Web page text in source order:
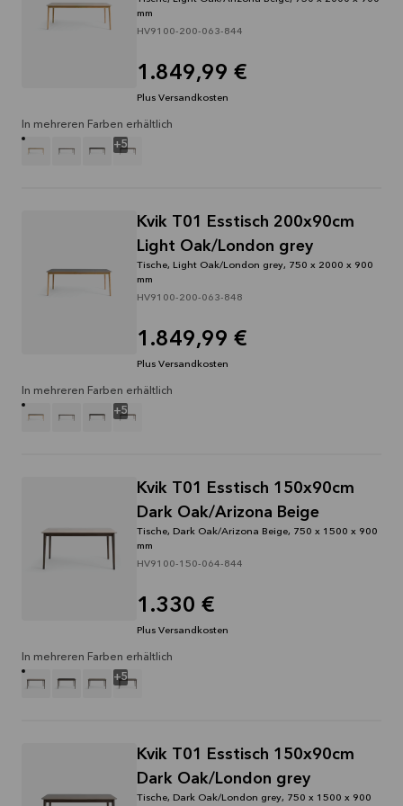
mm
HV9100-200-063-844
1.849,99 €
Plus Versandkosten
In mehreren Farben erhältlich
+5
Kvik T01 Esstisch 200x90cm
Light Oak/London grey
Tische, Light Oak/London grey, 750 x 2000 x 900
mm
HV9100-200-063-848
1.849,99 €
Plus Versandkosten
In mehreren Farben erhältlich
+5
Kvik T01 Esstisch 150x90cm
Dark Oak/Arizona Beige
Tische, Dark Oak/Arizona Beige, 750 x 1500 x 900
mm
HV9100-150-064-844
1.330 €
Plus Versandkosten
In mehreren Farben erhältlich
+5
Kvik T01 Esstisch 150x90cm
Dark Oak/London grey
Tische, Dark Oak/London grey, 750 x 1500 x 900